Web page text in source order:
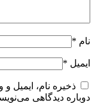
نام *
ایمیل *
ذخیره نام، ایمیل
دوباره دیدگاهی